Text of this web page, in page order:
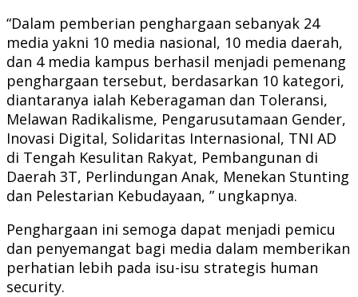
“Dalam pemberian penghargaan sebanyak 24
media yakni 10 media nasional, 10 media daerah,
dan 4 media kampus berhasil menjadi pemenang
penghargaan tersebut, berdasarkan 10 kategori,
diantaranya ialah Keberagaman dan Toleransi,
Melawan Radikalisme, Pengarusutamaan Gender,
Inovasi Digital, Solidaritas Internasional, TNI AD
di Tengah Kesulitan Rakyat, Pembangunan di
Daerah 3T, Perlindungan Anak, Menekan Stunting
dan Pelestarian Kebudayaan, ” ungkapnya.
Penghargaan ini semoga dapat menjadi pemicu
dan penyemangat bagi media dalam memberikan
perhatian lebih pada isu-isu strategis human
security.